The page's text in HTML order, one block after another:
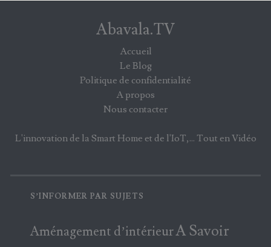
Abavala.TV
Accueil
Le Blog
Politique de confidentialité
A propos
Nous contacter
L'innovation de la Smart Home et de l'IoT,... Tout en Vidéo
S’INFORMER PAR SUJETS
Aménagement d’intérieurA Savoir